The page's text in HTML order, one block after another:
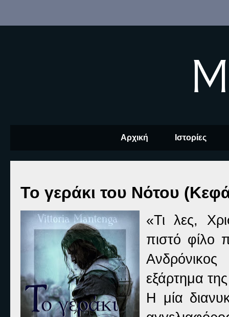
Αρχική Ιστορίες
Το γεράκι του Νότου
«Τι λες,
πιστό φίλο
εξάρτημα
Η μία